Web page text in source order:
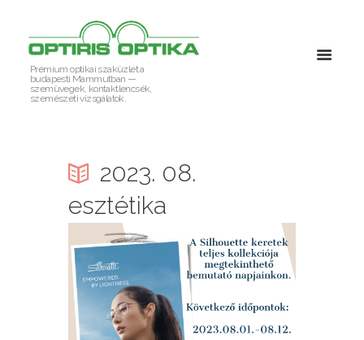
Prémium optikai szaküzlet a
budapesti Mammutban —
szemüvegek, kontaktlencsék,
szemészeti vizsgálatok.
2023. 08.
esztétika